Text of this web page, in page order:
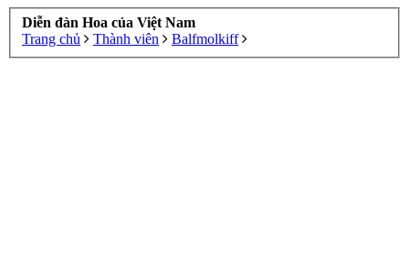
Diễn đàn Hoa của Việt Nam
Trang chủ
Thành viên Balfmolkiff